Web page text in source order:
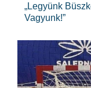
„Legyünk
Vagyunk!”